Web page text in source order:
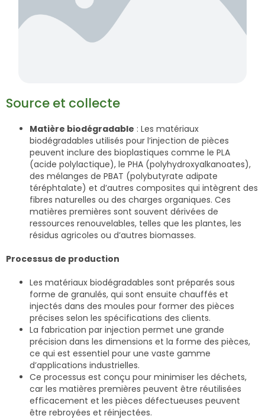
Source et collecte
Matière biodégradable : Les matériaux
biodégradables utilisés pour l’injection de pièces
peuvent inclure des bioplastiques comme le PLA
(acide polylactique), le PHA (polyhydroxyalkanoates),
des mélanges de PBAT (polybutyrate adipate
téréphtalate) et d’autres composites qui intègrent des
fibres naturelles ou des charges organiques. Ces
matières premières sont souvent dérivées de
ressources renouvelables, telles que les plantes, les
résidus agricoles ou d’autres biomasses.
Processus de production
Les matériaux biodégradables sont préparés sous
forme de granulés, qui sont ensuite chauffés et
injectés dans des moules pour former des pièces
précises selon les spécifications des clients.
La fabrication par injection permet une grande
précision dans les dimensions et la forme des pièces,
ce qui est essentiel pour une vaste gamme
d’applications industrielles.
Ce processus est conçu pour minimiser les déchets,
car les matières premières peuvent être réutilisées
efficacement et les pièces défectueuses peuvent
être rebroyées et réinjectées.